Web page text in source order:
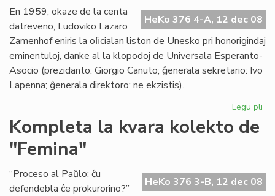
HeKo 376 4-A, 12 dec 08
En 1959, okaze de la centa
datreveno, Ludoviko Lazaro
Zamenhof eniris la oﬁcialan liston de Unesko pri honorigindaj
eminentuloj, danke al la klopodoj de Universala Esperanto-
Asocio (prezidanto: Giorgio Canuto; ĝenerala sekretario: Ivo
Lapenna; ĝenerala direktoro: ne ekzistis).
Legu pli
Kompleta la kvara kolekto de
"Femina"
HeKo 376 3-B, 12 dec 08
“Proceso al Paŭlo: ĉu
defendebla ĉe prokurorino?”